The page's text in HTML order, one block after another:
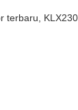
terbaru,